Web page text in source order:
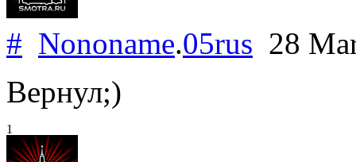
# Nononame.05rus 28
Вернул;)
1